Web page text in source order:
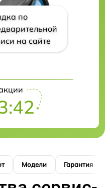
по
на сайте
Модели Гарантия